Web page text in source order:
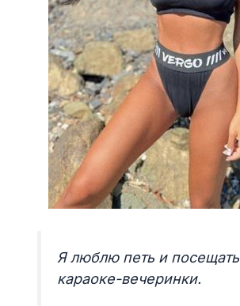
Я люблю петь и посещать
караоке-вечеринки.